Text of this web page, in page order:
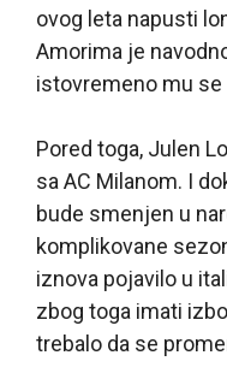
ovog leta napusti
Amorima je
istovremeno mu se
Pored toga, Julen
sa AC Milanom. I
bude smenjen u
komplikovane
iznova pojavilo u
zbog toga imati
trebalo da se